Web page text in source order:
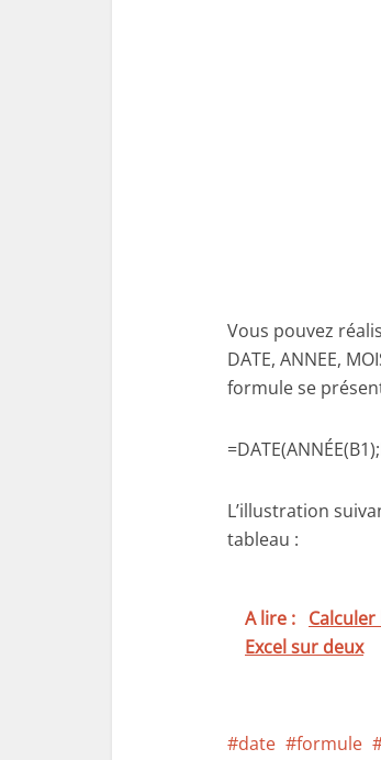
Vous pouvez
DATE, ANNEE,
formule se
L’illustration
tableau :
A lire :
Excel sur deux
date formule